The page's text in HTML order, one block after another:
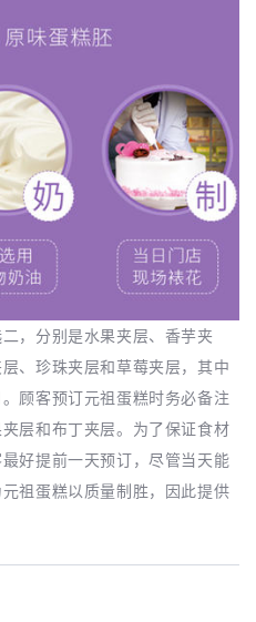
，分别是水果夹层、香芋夹
、珍珠夹层和草莓夹层，其中
顾客预订元祖蛋糕时务必备注
层和布丁夹层。为了保证食材
好提前一天预订，尽管当天能
祖蛋糕以质量制胜，因此提供